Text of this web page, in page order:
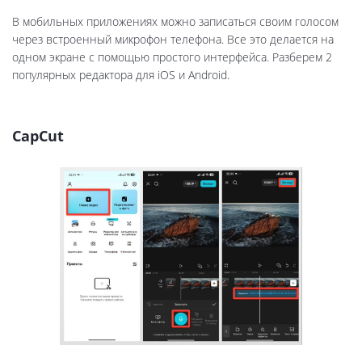
В мобильных приложениях можно записаться своим голосом
через встроенный микрофон телефона. Все это делается на
одном экране с помощью простого интерфейса. Разберем 2
популярных редактора для iOS и Android.
CapCut